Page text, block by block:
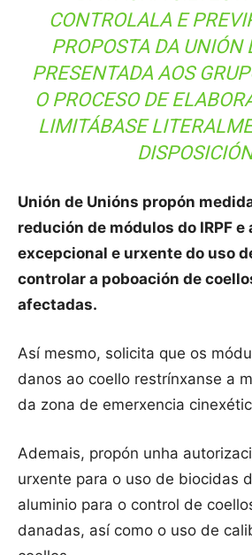
CONTROLALA E
PROPOSTA DA UNIÓN
PRESENTADA AOS
O PROCESO DE
LIMITÁBASE
Unión de Unións propón
redución de módulos do IRPF
excepcional e urxente do uso
controlar a poboación de
afectadas.
Así mesmo, solicita que os
danos ao coello restrínxanse a
da zona de emerxencia
Ademais, propón unha
urxente para o uso de biocidas
aluminio para o control de
danadas, así como o uso de